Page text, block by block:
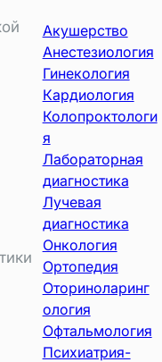
Акушерство
Анестезиология
Гинекология
Кардиология
Колопроктологи
я
Лабораторная
диагностика
Лучевая
диагностика
Онкология
Ортопедия
Оториноларинг
ология
Офтальмология
Психиатрия-